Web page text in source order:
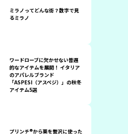
ミラノってどんな街？数字で見
るミラノ
ワードローブに欠かせない普遍
的なアイテムを展開！ イタリア
のアパレルブランド
「ASPESI（アスペジ）」の秋冬
アイテム5選
プリンチ®から栗を贅沢に使った